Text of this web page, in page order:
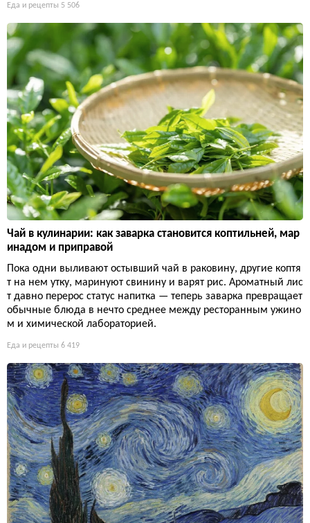
Еда и рецепты 5 506
Чай в кулинарии: как заварка становится коптильней, мар
инадом и приправой
Пока одни выливают остывший чай в раковину, другие коптя
т на нем утку, маринуют свинину и варят рис. Ароматный лис
т давно перерос статус напитка — теперь заварка превращает
обычные блюда в нечто среднее между ресторанным ужино
м и химической лабораторией.
Еда и рецепты 6 419